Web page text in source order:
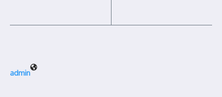
admin